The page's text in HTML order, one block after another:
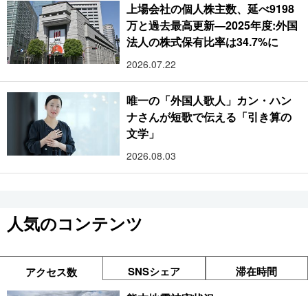
上場会社の個人株主数、延べ9198
万と過去最高更新―2025年度:外国
法人の株式保有比率は34.7%に
2026.07.22
唯一の「外国人歌人」カン・ハン
ナさんが短歌で伝える「引き算の
文学」
2026.08.03
人気のコンテンツ
アクセス数 SNSシェア 滞在時間